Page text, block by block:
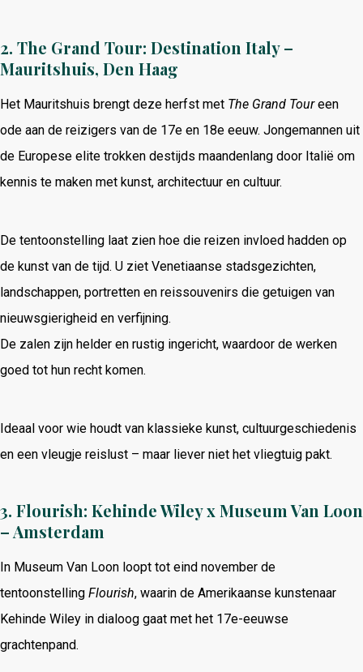
2. The Grand Tour: Destination Italy –
Mauritshuis, Den Haag
Het Mauritshuis brengt deze herfst met The Grand Toureen
ode aan de reizigers van de 17e en 18e eeuw. Jongemannen uit
de Europese elite trokken destijds maandenlang door Italië om
kennis te maken met kunst, architectuur en cultuur.
De tentoonstelling laat zien hoe die reizen invloed hadden op
de kunst van de tijd. U ziet Venetiaanse stadsgezichten,
landschappen, portretten en reissouvenirs die getuigen van
nieuwsgierigheid en verfijning.
De zalen zijn helder en rustig ingericht, waardoor de werken
goed tot hun recht komen.
Ideaal voor wie houdt van klassieke kunst, cultuurgeschiedenis
en een vleugje reislust – maar liever niet het vliegtuig pakt.
3. Flourish: Kehinde Wiley x Museum Van Loon
– Amsterdam
In Museum Van Loon loopt tot eind november de
tentoonstelling Flourish, waarin de Amerikaanse kunstenaar
Kehinde Wiley in dialoog gaat met het 17e-eeuwse
grachtenpand.